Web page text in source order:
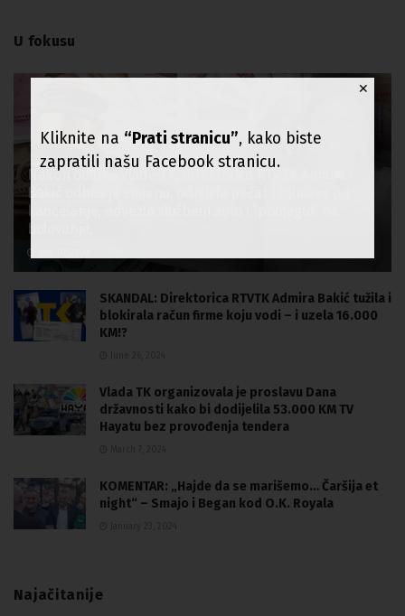
U fokusu
Nakon odluke Vlade TK, direktorica RTVTK Admira
Bakić odbila je smjenu, odnijela pečat i ključeve od
bolovanje.
SKANDAL: Direktorica RTVTK Admira Bakić tužila i
blokirala račun firme koju vodi – i uzela 16.000
KM!?
Vlada TK organizovala je proslavu Dana
državnosti kako bi dodijelila 53.000 KM TV
Hayatu bez provođenja tendera
KOMENTAR: „Hajde da se marišemo… Čaršija et
night“ – Smajo i Began kod O.K. Royala
Najačitanije
✕
Kliknite na “Prati stranicu”, kako biste
zapratili našu Facebook stranicu.